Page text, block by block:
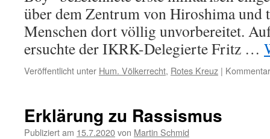
über dem Zentrum von Hiroshima und
Menschen dort völlig unvorbereitet.
ersuchte der IKRK-Delegierte Fritz …
Veröffentlicht unter Hum. Völkerrecht, Rotes Kreuz |
Erklärung zu Rassismus
Publiziert am 15.7.2020von Martin Schmid